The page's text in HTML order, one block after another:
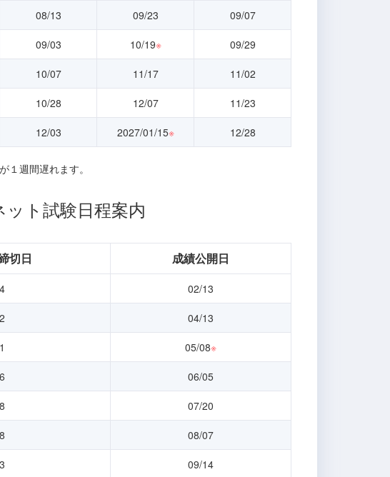
08/13 09/23 09/07
09/03 10/19※ 09/29
10/07 11/17 11/02
10/28 12/07 11/23
12/03 2027/01/15※ 12/28
１週間遅れます。
ト試験日程案内
切日 成績公開日
02/13
04/13
05/08※
06/05
07/20
08/07
09/14